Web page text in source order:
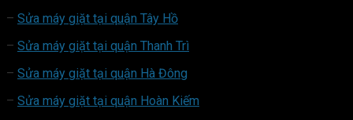
– Sửa máy giặt tại quận Tây Hồ
– Sửa máy giặt tại quận Thanh Trì
– Sửa máy giặt tại quận Hà Đông
– Sửa máy giặt tại quận Hoàn Kiếm